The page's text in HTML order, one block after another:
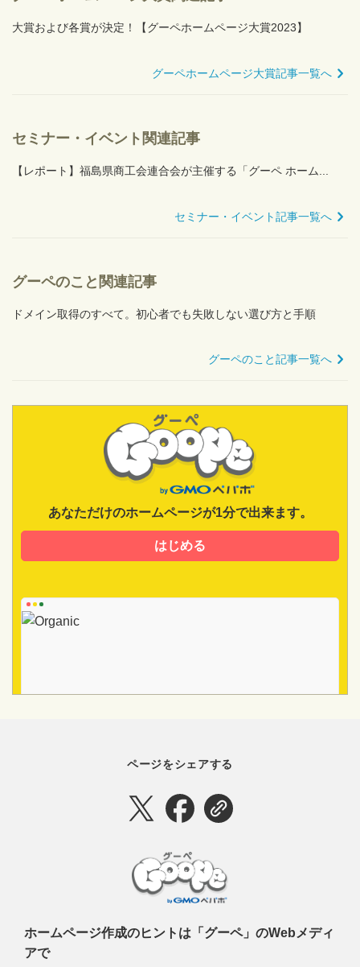
大賞および各賞が決定！【グーペホームページ大賞2023】
グーペホームページ大賞記事一覧へ
セミナー・イベント関連記事
【レポート】福島県商工会連合会が主催する「グーペ ホーム...
セミナー・イベント記事一覧へ
グーペのこと関連記事
ドメイン取得のすべて。初心者でも失敗しない選び方と手順
グーペのこと記事一覧へ
あなただけのホームページが1分で出来ます。
はじめる
ページをシェアする
ホームページ作成のヒントは「グーペ」のWebメディ
アで